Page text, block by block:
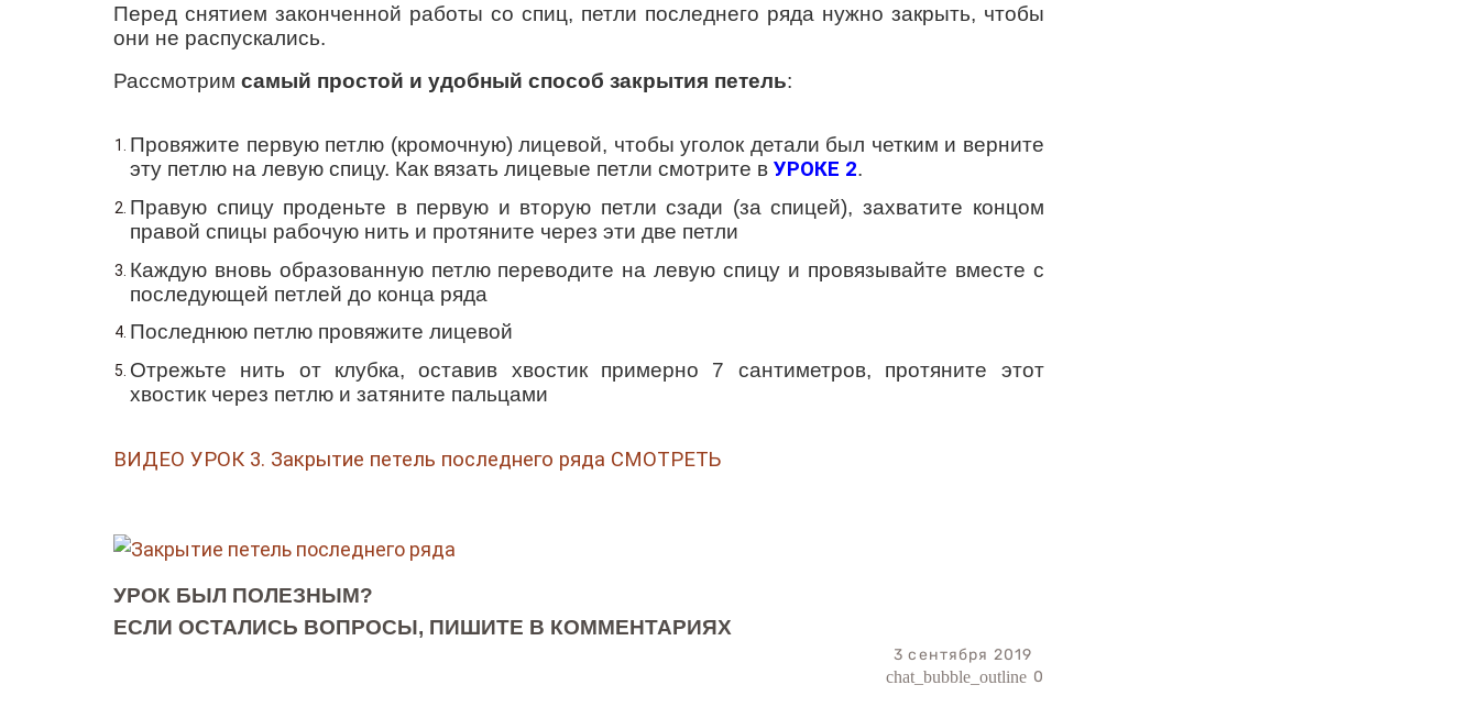
Перед снятием законченной работы со спиц, петли последнего ряда нужно закрыть, чтобы
они не распускались.
Рассмотрим самый простой и удобный способ закрытия петель:
Провяжите первую петлю (кромочную) лицевой, чтобы уголок детали был четким и верните
эту петлю на левую спицу. Как вязать лицевые петли смотрите в УРОКЕ 2.
Правую спицу проденьте в первую и вторую петли сзади (за спицей), захватите концом
правой спицы рабочую нить и протяните через эти две петли
Каждую вновь образованную петлю переводите на левую спицу и провязывайте вместе с
последующей петлей до конца ряда
Последнюю петлю провяжите лицевой
Отрежьте нить от клубка, оставив хвостик примерно 7 сантиметров, протяните этот
хвостик через петлю и затяните пальцами
ВИДЕО УРОК 3. Закрытие петель последнего ряда СМОТРЕТЬ
УРОК БЫЛ ПОЛЕЗНЫМ?
ЕСЛИ ОСТАЛИСЬ ВОПРОСЫ, ПИШИТЕ В КОММЕНТАРИЯХ
3 сентября 2019
chat_bubble_outline 0